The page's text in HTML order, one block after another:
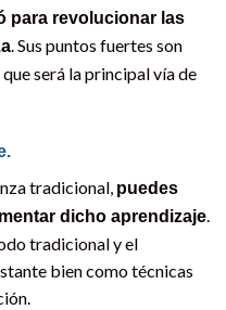
para revolucionar las
. Sus puntos fuertes son
será la principal vía de
tradicional, puedes
dicho aprendizaje.
tradicional y el
bien como técnicas